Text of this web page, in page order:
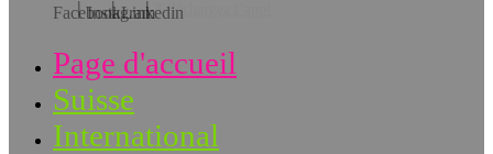
Téléchargez l’app!
Page d'accueil
Suisse
International